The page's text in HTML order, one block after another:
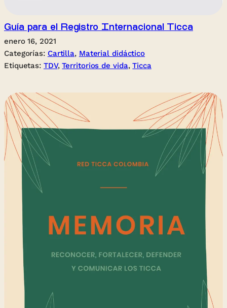
Guía para el Registro Internacional Ticca
enero 16, 2021
Categorías: Cartilla, Material didáctico
Etiquetas: TDV, Territorios de vida, Ticca